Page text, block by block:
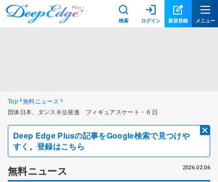
検索 ログイン 新規登録 メニュー
Top 無料ニュース
団体日本、ダンス８位発進 フィギュアスケート・６日
Deep Edge Plusの記事をGoogle検索で見つけや
すく。登録はこちら
無料ニュース 2026.02.06